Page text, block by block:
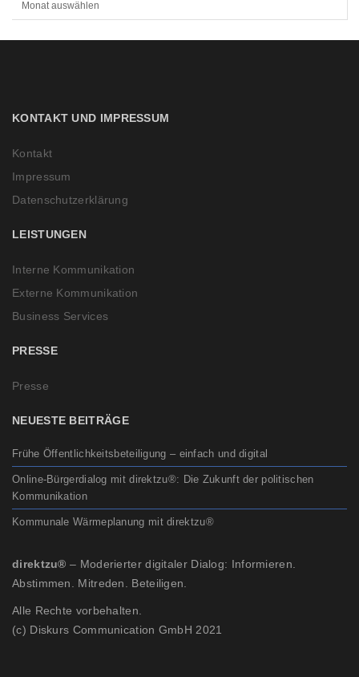
C
H
KONTAKT UND IMPRESSUM
Kontakt
Impressum
Datenschutzerklärung
LEISTUNGEN
Interne Kommunikation
Externe Kommunikation
Business Services
PRESSE
Presse
NEUESTE BEITRÄGE
Frühe Öffentlichkeitsbeteiligung – einfach und digital
Online-Bürgerdialog mit direktzu®: Die Zukunft der politischen
Kommunikation
Kommunale Wärmeplanung mit direktzu®
direktzu® – Moderierter digitaler Dialog: Informieren.
Abstimmen. Mitreden. Beteiligen.
Alle Rechte vorbehalten.
(c) Diskurs Communication GmbH 2021